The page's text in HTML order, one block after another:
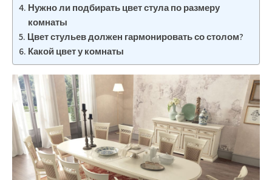
Нужно ли подбирать цвет стула по размеру
комнаты
Цвет стульев должен гармонировать со столом?
Какой цвет у комнаты